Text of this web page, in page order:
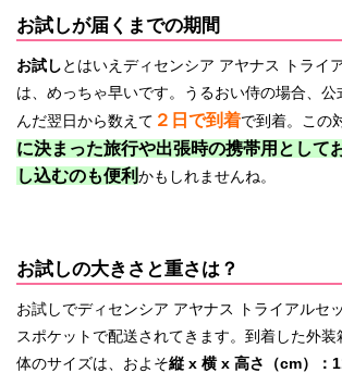
お試しが届くまでの期間
お試しとはいえディセンシア アヤナス トライ
は、めっちゃ早いです。うるおい侍の場合、公
んだ翌日から数えて ２日で到着で到着。この
に決まった旅行や出張時の携帯用として
し込むのも便利かもしれませんね。
お試しの大きさと重さは？
お試しでディセンシア アヤナス トライアルセ
スポケットで配送されてきます。到着した外装
体のサイズは、およそ縦 x 横 x 高さ（cm）：